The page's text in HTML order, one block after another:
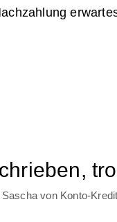
Sascha von Konto-